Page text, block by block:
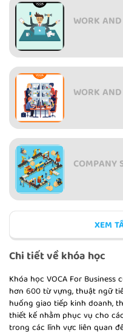
WORK
WORK
COMPANY
COMPANY
MANAGING
XEM
Chi tiết về khóa học
Khóa học VOCA For
hơn 600 từ vựng, thuật ngữ
huống giao tiếp kinh doanh,
thiết kế nhằm phục vụ cho
trong các lĩnh vực liên quan